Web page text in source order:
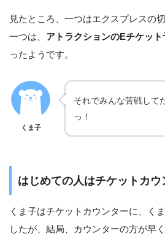
見たところ、一つはエクスプレスの
一つは、 アトラクションのEチケッ
ったようです。
くま子
それでみんな苦戦して
っ！
はじめての人はチケットカ
くま子はチケットカウンターに、く
したが、結局、カウンターの方が早